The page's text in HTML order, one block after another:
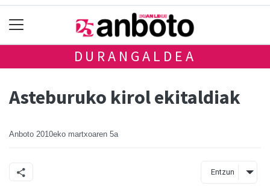
DURANGALDEA
Asteburuko kirol ekitaldiak
Anboto 2010eko martxoaren 5a
Entzun